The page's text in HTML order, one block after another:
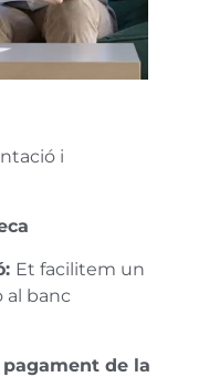
i
Et facilitem un
al banc
de la